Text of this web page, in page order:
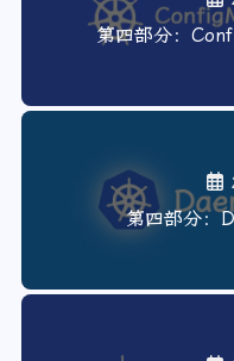
第四部分：
第四部分：